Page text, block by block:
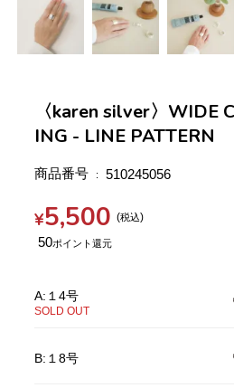
〈karen silver〉WIDE
ING - LINE PATTERN
商品番号 510245056
¥5,500 税込
50
A:１4号
SOLD OUT
B:１8号